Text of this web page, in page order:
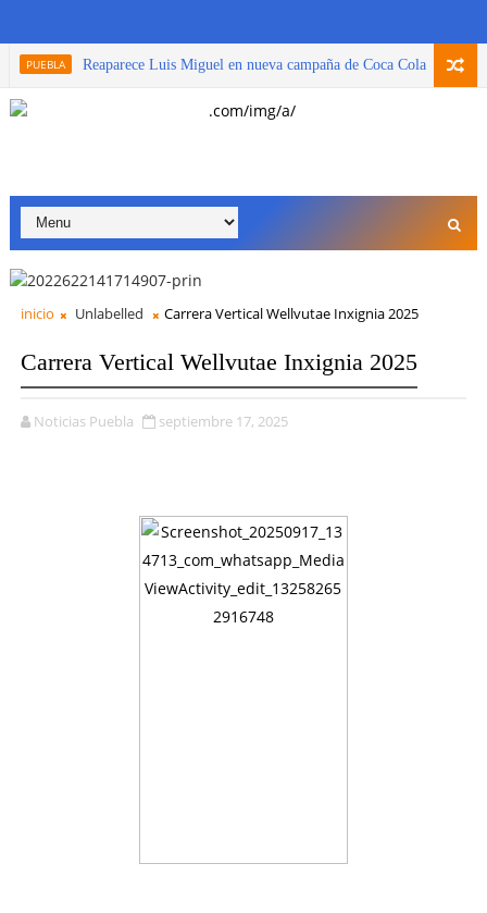
PUEBLA Reaparece Luis Miguel en nueva campaña de Coca Cola
inicio Unlabelled Carrera Vertical Wellvutae Inxignia 2025
Carrera Vertical Wellvutae Inxignia 2025
Noticias Puebla septiembre 17, 2025